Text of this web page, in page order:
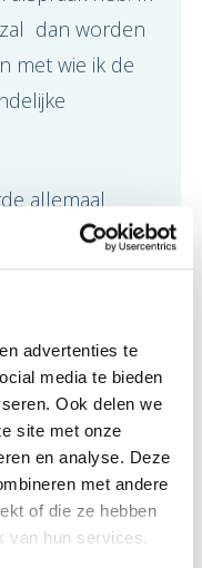
advertenties te
media te bieden
Ook delen we
site met onze
en analyse. Deze
met andere
of die ze hebben
van hun services.
dan worden
met wie ik de
allemaal
kan ik
en hoef
niet te lopen
vind het
ook benieuwd
Ik kijk wel uit
of nog
zou kunnen
nog